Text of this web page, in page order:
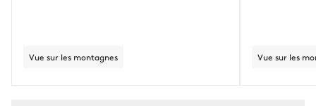
Vue sur les montagnes Vue sur les